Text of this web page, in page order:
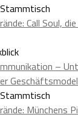
Call Soul,
–
Münchens